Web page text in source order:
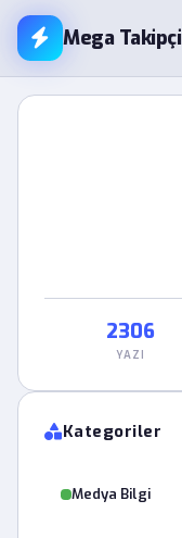
Mega Takipçi
2306
YAZI
Kategoriler
Medya Bilgi